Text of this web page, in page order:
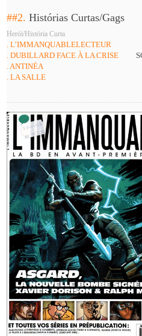
##2.Histórias Curtas/Gags
Herói/História Curta
. L’IMMANQUABLELECTEUR
. DUBILLARD FACE À LA CRISE
. ANTINÉA
. LA SALLE